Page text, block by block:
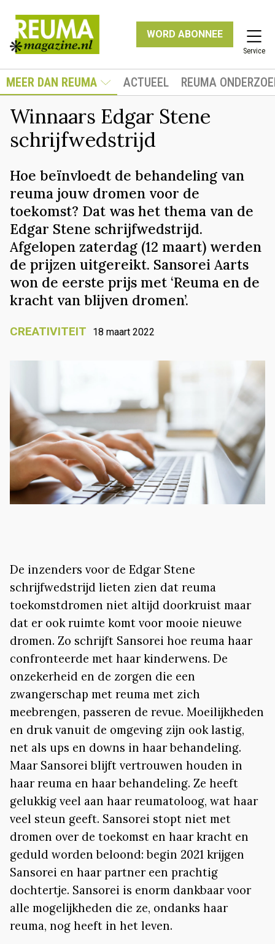
WORD ABONNEE
Service
MEER DAN REUMA ACTUEEL REUMA
Winnaars Edgar Stene
schrijfwedstrijd
Hoe beïnvloedt de behandeling van
reuma jouw dromen voor de
toekomst? Dat was het thema van de
Edgar Stene schrijfwedstrijd.
Afgelopen zaterdag (12 maart) werden
de prijzen uitgereikt. Sansorei Aarts
won de eerste prijs met ‘Reuma en de
kracht van blijven dromen’.
CREATIVITEIT 18 maart 2022
De inzenders voor de Edgar Stene
schrijfwedstrijd lieten zien dat reuma
toekomstdromen niet altijd doorkruist maar
dat er ook ruimte komt voor mooie nieuwe
dromen. Zo schrijft Sansorei hoe reuma haar
confronteerde met haar kinderwens. De
onzekerheid en de zorgen die een
zwangerschap met reuma met zich
meebrengen, passeren de revue. Moeilijkheden
en druk vanuit de omgeving zijn ook lastig,
net als ups en downs in haar behandeling.
Maar Sansorei blijft vertrouwen houden in
haar reuma en haar behandeling. Ze heeft
gelukkig veel aan haar reumatoloog, wat haar
veel steun geeft. Sansorei stopt niet met
dromen over de toekomst en haar kracht en
geduld worden beloond: begin 2021 krijgen
Sansorei en haar partner een prachtig
dochtertje. Sansorei is enorm dankbaar voor
alle mogelijkheden die ze, ondanks haar
reuma, nog heeft in het leven.